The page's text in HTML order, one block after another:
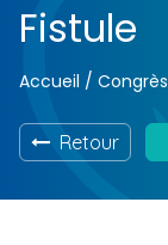
Fistule
Accueil / Congrès
Retour